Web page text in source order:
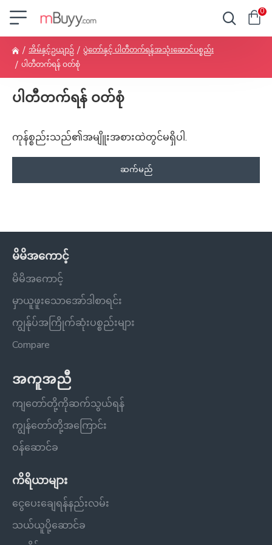
0
အိမ်နှင့်ဥယျာဉ်
ပွဲတော်နှင့် ပါတီတက်ရန်အသုံးဆောင်ပစ္စည်း
ပါတီတက်ရန် ဝတ်စုံ
ပါတီတက်ရန် ဝတ်စုံ
ကုန်စ္စည်းသည်၏အမျိူးအစားထဲတွင်မရှိပါ.
ဆက်မည်
မိမိအကောင့်
မိမိအကောင့်
မှာယူဖူးသောအော်ဒါစာရင်း
ကျွန်ုပ်အကြိုက်ဆုံးပစ္စည်းများ
Compare
အကူအညီ
ကျတော်တို့ကိုဆက်သွယ်ရန်
ကျွန်တော်တို့အကြောင်း
ဝန်ဆောင်ခ
ကိရိယာများ
ငွေပေးချေရန်နည်းလမ်း
သယ်ယူပို့ဆောင်ခ